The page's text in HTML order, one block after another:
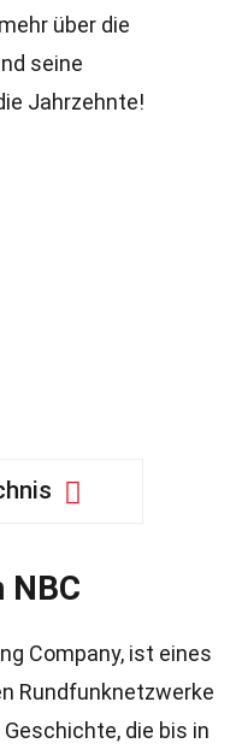
über die
seine
Jahrzehnte!
NBC
Company, ist eines
Rundfunknetzwerke
die bis in